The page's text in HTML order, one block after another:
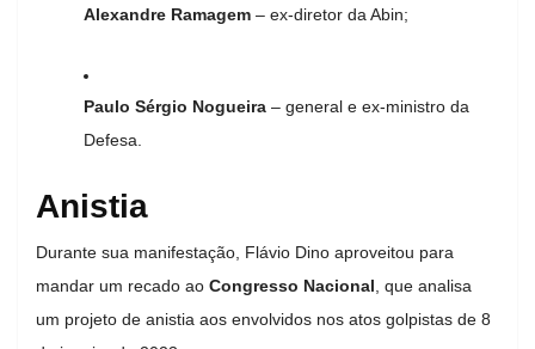
Alexandre Ramagem – ex-diretor da Abin;
Paulo Sérgio Nogueira – general e ex-ministro da
Defesa.
Anistia
Durante sua manifestação, Flávio Dino aproveitou para
mandar um recado ao Congresso Nacional , que analisa
um projeto de anistia aos envolvidos nos atos golpistas de 8